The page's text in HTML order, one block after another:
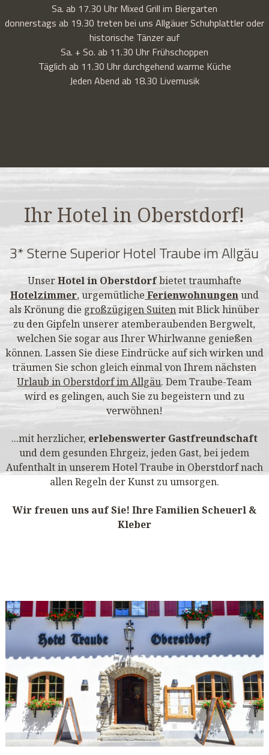
Sa. ab 17.30 Uhr Mixed Grill im Biergarten
donnerstags ab 19.30 treten bei uns Allgäuer Schuhplattler oder
historische Tänzer auf
Sa. + So. ab 11.30 Uhr Frühschoppen
Täglich ab 11.30 Uhr durchgehend warme Küche
Jeden Abend ab 18.30 Livemusik
Ihr Hotel in Oberstdorf!
3* Sterne Superior Hotel Traube im Allgäu
UnserHotel in Oberstdorfbietet traumhafte
Hotelzimmer, urgemütliche Ferienwohnungenund
als Krönung die großzügigen Suitenmit Blick hinüber
zu den Gipfeln unserer atemberaubenden Bergwelt,
welchen Sie sogar aus Ihrer Whirlwanne genießen
können. Lassen Sie diese Eindrücke auf sich wirken und
träumen Sie schon gleich einmal von Ihrem nächsten
Urlaub in Oberstdorf im Allgäu. Dem Traube-Team
wird es gelingen, auch Sie zu begeistern und zu
verwöhnen!
...mit herzlicher, erlebenswerter Gastfreundschaft
und dem gesunden Ehrgeiz, jeden Gast, bei jedem
Aufenthalt in unserem Hotel Traube in Oberstdorf nach
allen Regeln der Kunst zu umsorgen.
Wir freuen uns auf Sie! Ihre Familien Scheuerl &
Kleber